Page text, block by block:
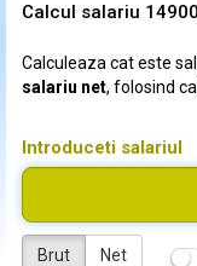
Calcul salariu
Calculeaza cat este
salariu net, folosind
Introduceti salariul
Brut Net